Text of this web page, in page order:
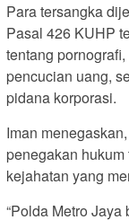
Para tersangka
Pasal 426 KUHP
tentang
pencucian uang,
pidana korporasi.
Iman
penegakan
kejahatan yang
“Polda Metro